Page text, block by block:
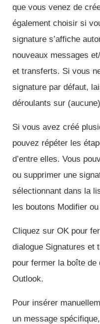
que vous venez de
également choisir si
signature s’affiche
nouveaux messages
et transferts. Si vous
signature par défaut,
déroulants sur
Si vous avez créé
pouvez répéter les
d’entre elles. Vous
ou supprimer une
sélectionnant dans la
les boutons Modifier
Cliquez sur OK pour
dialogue Signatures et
pour fermer la boîte de
Outlook.
Pour insérer
un message